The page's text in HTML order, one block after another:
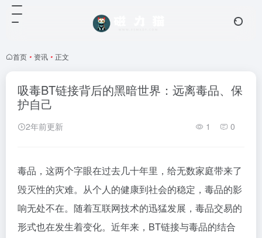
首页 • 资讯 • 正文
吸毒BT链接背后的黑暗世界：远离毒品、保
护自己
2年前更新 1 0
毒品，这两个字眼在过去几十年里，给无数家庭带来了
毁灭性的灾难。从个人的健康到社会的稳定，毒品的影
响无处不在。随着互联网技术的迅猛发展，毒品交易的
形式也在发生着变化。近年来，BT链接与毒品的结合